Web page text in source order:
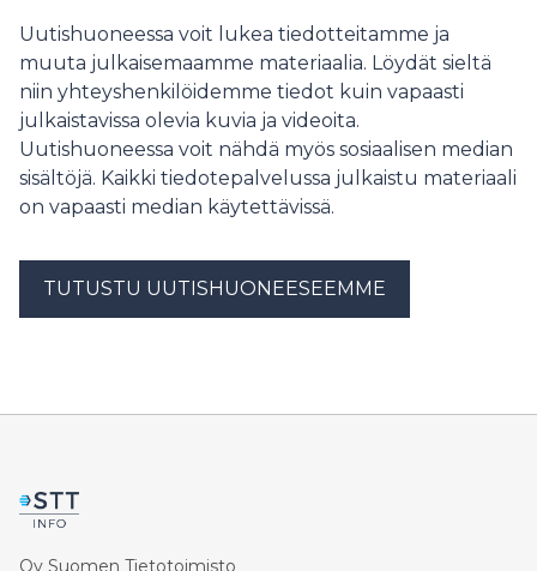
Uutishuoneessa voit lukea tiedotteitamme ja
muuta julkaisemaamme materiaalia. Löydät sieltä
niin yhteyshenkilöidemme tiedot kuin vapaasti
julkaistavissa olevia kuvia ja videoita.
Uutishuoneessa voit nähdä myös sosiaalisen median
sisältöjä. Kaikki tiedotepalvelussa julkaistu materiaali
on vapaasti median käytettävissä.
TUTUSTU UUTISHUONEESEEMME
Oy Suomen Tietotoimisto